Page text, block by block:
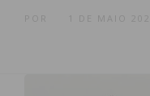
1 DE MAIO